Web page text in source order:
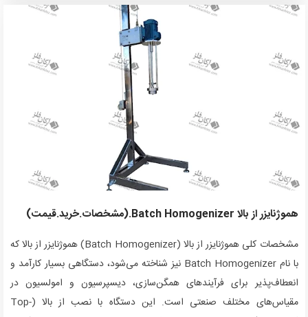
هموژنایزر از بالا Batch Homogenizer.(مشخصات.خرید.قیمت)
مشخصات کلی هموژنایزر از بالا (Batch Homogenizer) هموژنایزر از بالا که
با نام Batch Homogenizer نیز شناخته می‌شود، دستگاهی بسیار کارآمد و
انعطاف‌پذیر برای فرآیندهای همگن‌سازی، دیسپرسیون و امولسیون در
مقیاس‌های مختلف صنعتی است. این دستگاه با نصب از بالا (Top-